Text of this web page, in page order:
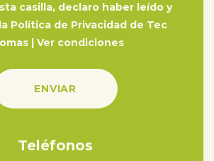
casilla, declaro haber leído y
Política de Privacidad de Tec
| Ver condiciones
Teléfonos